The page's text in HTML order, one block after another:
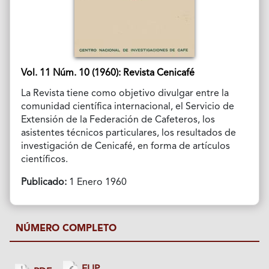
Vol. 11 Núm. 10 (1960): Revista Cenicafé
La Revista tiene como objetivo divulgar entre la
comunidad científica internacional, el Servicio de
Extensión de la Federación de Cafeteros, los
asistentes técnicos particulares, los resultados de
investigación de Cenicafé, en forma de artículos
científicos.
Publicado:1 Enero 1960
NÚMERO COMPLETO